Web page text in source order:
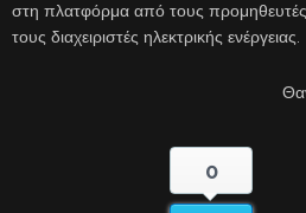
στη πλατφόρμα από τους προμηθευτές
τους διαχειριστές ηλεκτρικής ενέργειας.
0